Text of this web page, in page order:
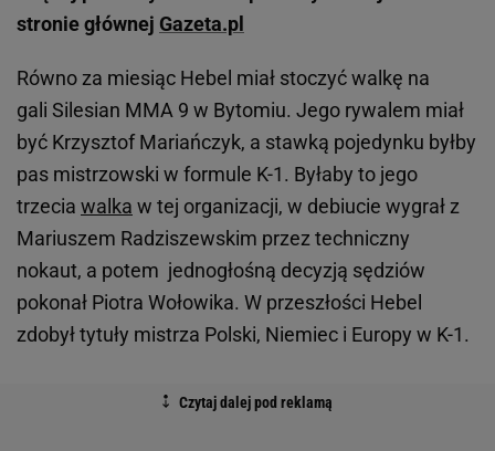
stronie głównej Gazeta.pl
Równo za miesiąc Hebel miał stoczyć walkę na
gali Silesian MMA 9 w Bytomiu. Jego rywalem miał
być Krzysztof Mariańczyk, a stawką pojedynku byłby
pas mistrzowski w formule K-1. Byłaby to jego
trzecia walka w tej organizacji, w debiucie wygrał z
Mariuszem Radziszewskim przez techniczny
nokaut, a potem jednogłośną decyzją sędziów
pokonał Piotra Wołowika. W przeszłości Hebel
zdobył tytuły mistrza Polski, Niemiec i Europy w K-1.